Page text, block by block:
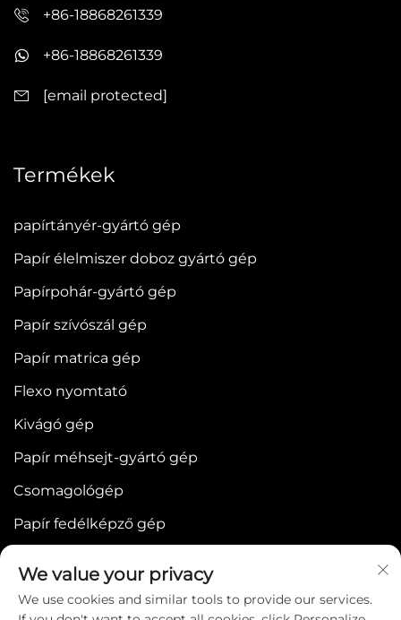
+86-18868261339
+86-18868261339
[email protected]
Termékek
papírtányér-gyártó gép
Papír élelmiszer doboz gyártó gép
Papírpohár-gyártó gép
Papír szívószál gép
Papír matrica gép
Flexo nyomtató
Kivágó gép
Papír méhsejt-gyártó gép
Csomagológép
Papír fedélképző gép
We value your privacy
We use cookies and similar tools to provide our services.